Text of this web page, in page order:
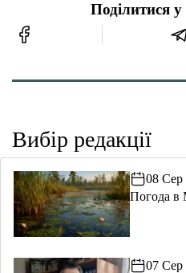
Поділитися
Вибір редакції
08 Сер
Погода в
07 Сер